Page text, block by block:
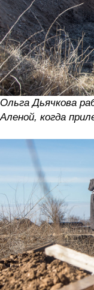
Ольга Дьячкова
Аленой, когда